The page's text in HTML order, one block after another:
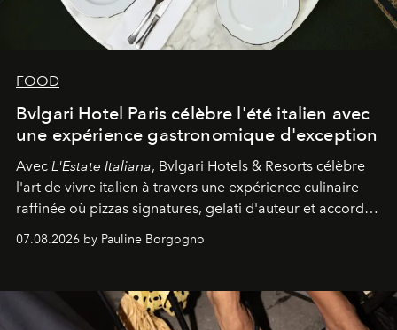
FOOD
Bvlgari Hotel Paris célèbre l'été italien avec
une expérience gastronomique d'exception
Avec L'Estate Italiana, Bvlgari Hotels & Resorts célèbre
l'art de vivre italien à travers une expérience culinaire
raffinée où pizzas signatures, gelati d'auteur et accords
07.08.2026 by Pauline Borgogno